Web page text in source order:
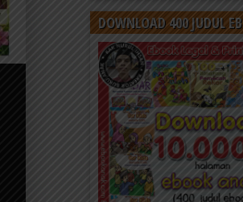
DOWNLOAD 400 JUDUL